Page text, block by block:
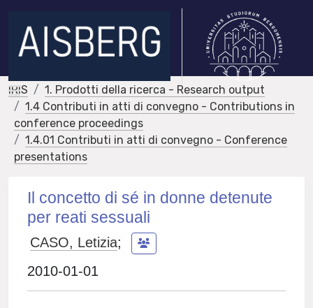
IRIS
1. Prodotti della ricerca - Research output
1.4 Contributi in atti di convegno - Contributions in
conference proceedings
1.4.01 Contributi in atti di convegno - Conference
presentations
Il concetto di sé in donne detenute
per reati sessuali
CASO, Letizia;
2010-01-01